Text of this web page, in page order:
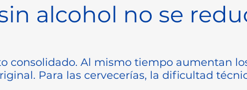
alcohol no se
consolidado. Al mismo tiempo aumentan
Para las cervecerías, la dificultad